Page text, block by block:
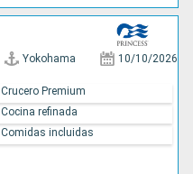
Yokohama 10/10/2026
Crucero Premium
Cocina refinada
Comidas incluidas